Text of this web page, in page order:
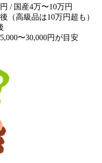
/ 国産4万〜10万円
（高級品は10万円超も）
〜30,000円が目安